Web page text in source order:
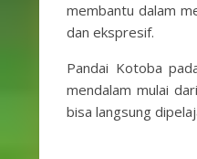
membantu dalam
dan ekspresif.
Pandai Kotoba
mendalam mulai
bisa langsung